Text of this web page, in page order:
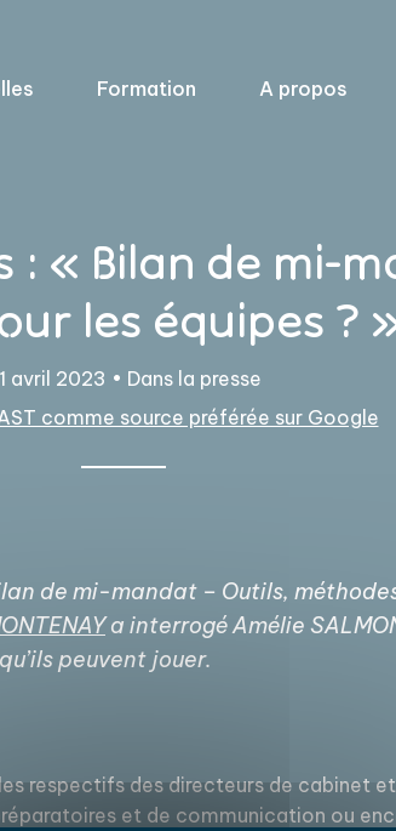
Formation A propos
: « Bilan de mi-
les équipes ?
avril 2023 • Dans la presse
comme source préférée sur Google
de mi-mandat – Outils,
a interrogé Amélie
peuvent jouer.
respectifs des directeurs de cabinet
et de communication ou